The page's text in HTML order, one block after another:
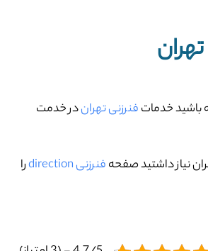
باشید خدماتفنرزنی تهراندر خدمت
نیاز داشتید صفحهفنرزنی direction
را